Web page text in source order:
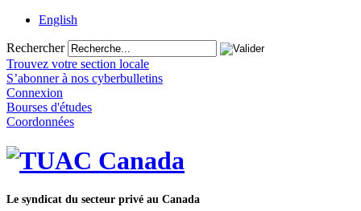
English
Rechercher
Trouvez votre section locale
S’abonner à nos cyberbulletins
Connexion
Bourses d'études
Coordonnées
Le syndicat du secteur privé au Canada